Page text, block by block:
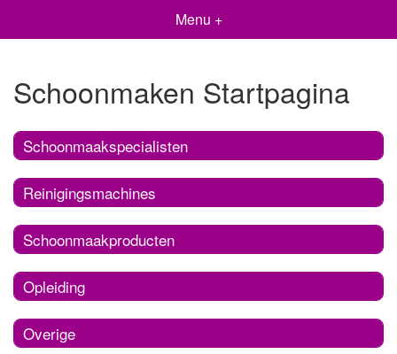
Menu +
Schoonmaken Startpagina
Schoonmaakspecialisten
Reinigingsmachines
Schoonmaakproducten
Opleiding
Overige